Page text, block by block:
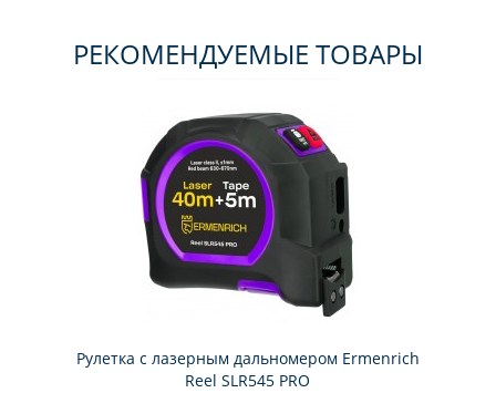
РЕКОМЕНДУЕМЫЕ ТОВАРЫ
Рулетка с лазерным дальномером Ermenrich
Reel SLR545 PRO